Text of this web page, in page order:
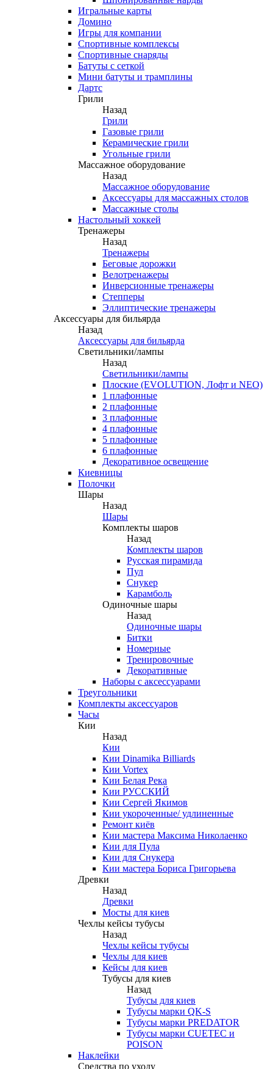
Игральные карты
Домино
Игры для компании
Спортивные комплексы
Спортивные снаряды
Батуты с сеткой
Мини батуты и трамплины
Дартс
Грили
Назад
Грили
Газовые грили
Керамические грили
Угольные грили
Массажное оборудование
Назад
Массажное оборудование
Аксессуары для массажных столов
Массажные столы
Настольный хоккей
Тренажеры
Назад
Тренажеры
Беговые дорожки
Велотренажеры
Инверсионные тренажеры
Степперы
Эллиптические тренажеры
Аксессуары для бильярда
Назад
Аксессуары для бильярда
Светильники/лампы
Назад
Светильники/лампы
Плоские (EVOLUTION, Лофт и NEO)
1 плафонные
2 плафонные
3 плафонные
4 плафонные
5 плафонные
6 плафонные
Декоративное освещение
Киевницы
Полочки
Шары
Назад
Шары
Комплекты шаров
Назад
Комплекты шаров
Русская пирамида
Пул
Снукер
Карамболь
Одиночные шары
Назад
Одиночные шары
Битки
Номерные
Тренировочные
Декоративные
Наборы с аксессуарами
Треугольники
Комплекты аксессуаров
Часы
Кии
Назад
Кии
Кии Dinamika Billiards
Кии Vortex
Кии Белая Река
Кии РУССКИЙ
Кии Сергей Якимов
Кии укороченные/ удлиненные
Ремонт киёв
Кии мастера Максима Николаенко
Кии для Пула
Кии для Снукера
Кии мастера Бориса Григорьева
Древки
Назад
Древки
Мосты для киев
Чехлы кейсы тубусы
Назад
Чехлы кейсы тубусы
Чехлы для киев
Кейсы для киев
Тубусы для киев
Назад
Тубусы для киев
Тубусы марки QK-S
Тубусы марки PREDATOR
Тубусы марки CUETEC и
POISON
Наклейки
Средства по уходу